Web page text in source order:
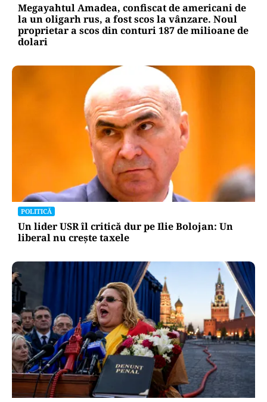
Megayahtul Amadea, confiscat de americani de
la un oligarh rus, a fost scos la vânzare. Noul
proprietar a scos din conturi 187 de milioane de
dolari
POLITICĂ
Un lider USR îl critică dur pe Ilie Bolojan: Un
liberal nu crește taxele